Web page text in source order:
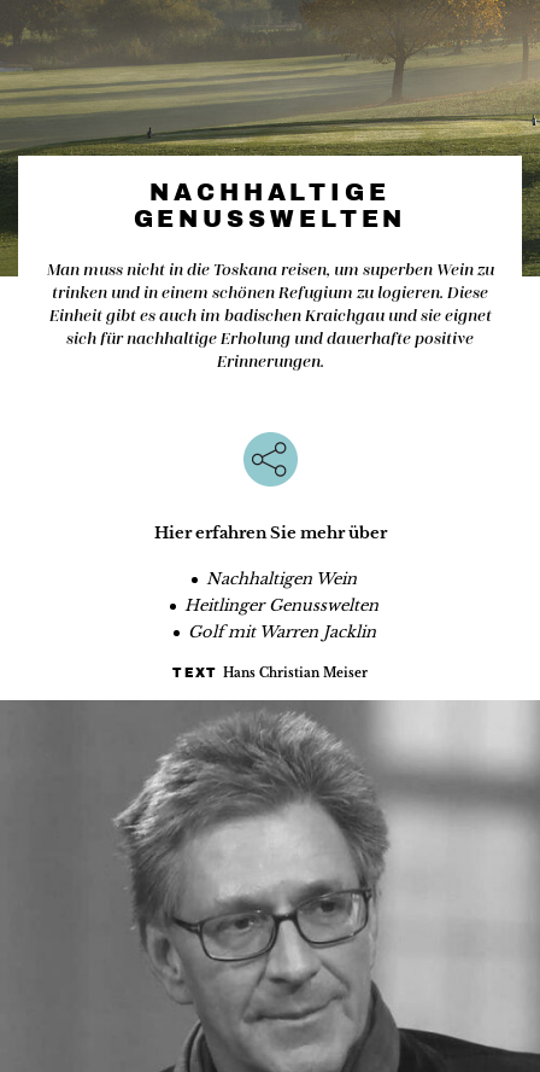
NACHHALTIGE
GENUSSWELTEN
Man muss nicht in die Toskana reisen, um superben Wein zu
trinken und in einem schönen Refugium zu logieren. Diese
Einheit gibt es auch im badischen Kraichgau und sie eignet
sich für nachhaltige Erholung und dauerhafte positive
Erinnerungen.
Hier erfahren Sie mehr über
Nachhaltigen Wein
Heitlinger Genusswelten
Golf mit Warren Jacklin
TEXT Hans Christian Meiser